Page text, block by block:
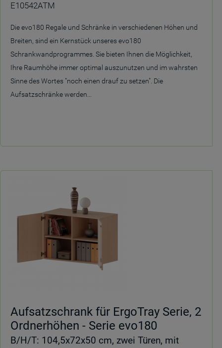
E10542ATM
Die evo180 Regale und Schränke in verschiedenen Höhen und
Breiten, sind ein Kernstück unseres evo180
Schrankwandprogrammes. Sie bieten Ihnen die Möglichkeit,
Ihre Raumhöhe immer optimal auszunutzen und im wahrsten
Sinne des Wortes "noch einen drauf zu setzen". Die
Aufsatzschränke werden...
Aufsatzschrank für ErgoTray Serie, 2
Ordnerhöhen - Serie evo180
B/H/T: 104,5x72x50 cm, zwei Türen, mit